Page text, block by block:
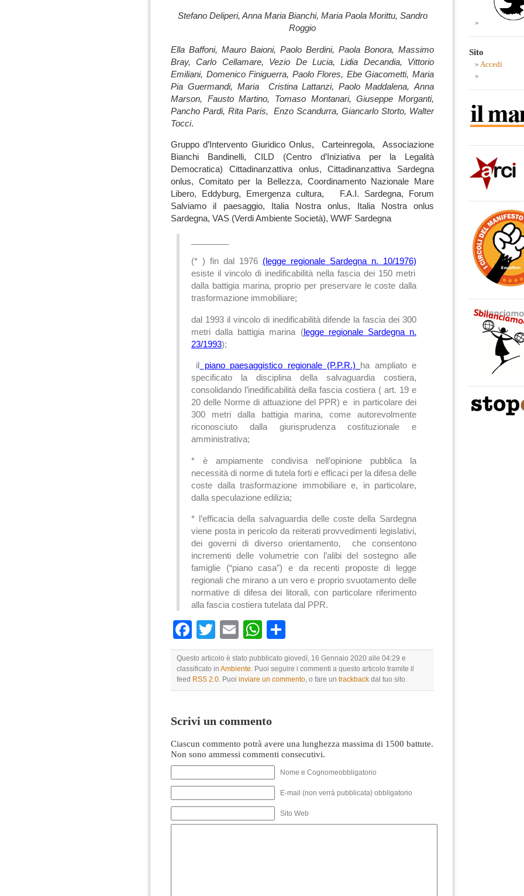
Stefano Deliperi, Anna Maria Bianchi, Maria Paola Morittu, Sandro
Roggio
Ella Baffoni, Mauro Baioni, Paolo Berdini, Paola Bonora, Massimo
Bray, Carlo Cellamare, Vezio De Lucia, Lidia Decandia, Vittorio
Emiliani, Domenico Finiguerra, Paolo Flores, Ebe Giacometti, Maria
Pia Guermandi, Maria Cristina Lattanzi, Paolo Maddalena, Anna
Marson, Fausto Martino, Tomaso Montanari, Giuseppe Morganti,
Pancho Pardi, Rita Paris, Enzo Scandurra, Giancarlo Storto, Walter
Tocci.
Gruppo d’Intervento Giuridico Onlus, Carteinregola, Associazione
Bianchi Bandinelli, CILD (Centro d’Iniziativa per la Legalità
Democratica) Cittadinanzattiva onlus, Cittadinanzattiva Sardegna
onlus, Comitato per la Bellezza, Coordinamento Nazionale Mare
Libero, Eddyburg, Emergenza cultura, F.A.I. Sardegna, Forum
Salviamo il paesaggio, Italia Nostra onlus, Italia Nostra onlus
Sardegna, VAS (Verdi Ambiente Società), WWF Sardegna
(* ) fin dal 1976 (legge regionale Sardegna n. 10/1976)
esiste il vincolo di inedificabilità nella fascia dei 150 metri
dalla battigia marina, proprio per preservare le coste dalla
trasformazione immobiliare;
dal 1993 il vincolo di inedificabilità difende la fascia dei 300
metri dalla battigia marina (legge regionale Sardegna n.
23/1993);
il piano paesaggistico regionale (P.P.R.) ha ampliato e
specificato la disciplina della salvaguardia costiera,
consolidando l’inedificabilità della fascia costiera ( art. 19 e
20 delle Norme di attuazione del PPR) e in particolare dei
300 metri dalla battigia marina, come autorevolmente
riconosciuto dalla giurisprudenza costituzionale e
amministrativa;
* è ampiamente condivisa nell’opinione pubblica la
necessità di norme di tutela forti e efficaci per la difesa delle
coste dalla trasformazione immobiliare e, in particolare,
dalla speculazione edilizia;
* l’efficacia della salvaguardia delle coste della Sardegna
viene posta in pericolo da reiterati provvedimenti legislativi,
dei governi di diverso orientamento, che consentono
incrementi delle volumetrie con l’alibi del sostegno alle
famiglie (“piano casa”) e da recenti proposte di legge
regionali che mirano a un vero e proprio svuotamento delle
normative di difesa dei litorali, con particolare riferimento
alla fascia costiera tutelata dal PPR.
Facebook
TwitterEmailWhatsApp
Questo articolo è stato pubblicato giovedì, 16 Gennaio 2020 alle 04:29 e
classificato in Ambiente. Puoi seguire i commenti a questo articolo tramite il
feed RSS 2.0. Puoi inviare un commento, o fare un trackback dal tuo sito.
Scrivi un commento
Ciascun commento potrà avere una lunghezza massima di 1500 battute.
Non sono ammessi commenti consecutivi.
Nome e Cognomeobbligatorio
E-mail (non verrà pubblicata) obbligatorio
Sito Web
Sito
Accedi